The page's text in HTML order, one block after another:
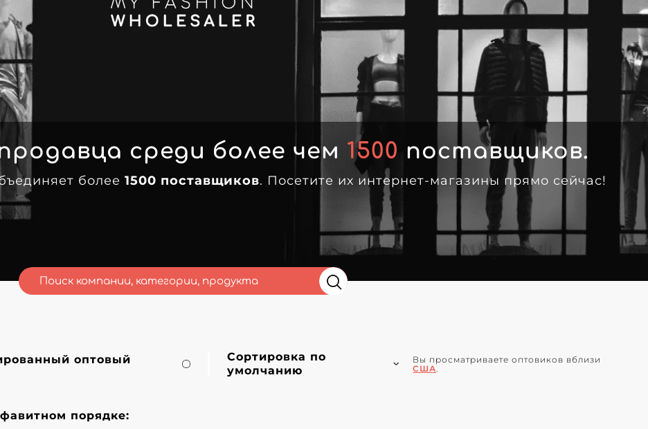
среди более чем 1500 поставщиков.
более 1500 поставщиков. Посетите их интернет-магазины прямо сейчас!
оптовый
Сортировка по
умолчанию
Вы просматриваете оптовиков вблизи
США.
порядке: